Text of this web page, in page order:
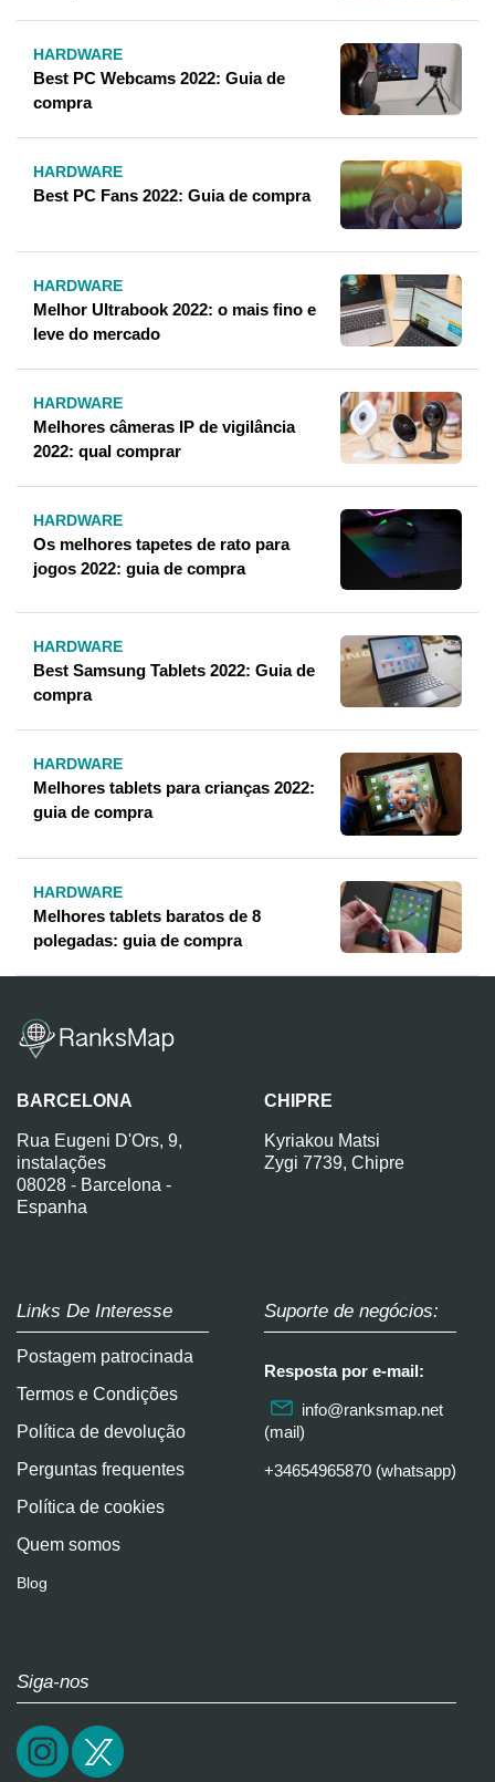
HARDWARE
Best PC Webcams 2022: Guia de
compra
HARDWARE
Best PC Fans 2022: Guia de compra
HARDWARE
Melhor Ultrabook 2022: o mais fino e
leve do mercado
HARDWARE
Melhores câmeras IP de vigilância
2022: qual comprar
HARDWARE
Os melhores tapetes de rato para
jogos 2022: guia de compra
HARDWARE
Best Samsung Tablets 2022: Guia de
compra
HARDWARE
Melhores tablets para crianças 2022:
guia de compra
HARDWARE
Melhores tablets baratos de 8
polegadas: guia de compra
BARCELONA
Rua Eugeni D'Ors, 9,
instalações
08028 - Barcelona -
Espanha
CHIPRE
Kyriakou Matsi
Zygi 7739, Chipre
Links De Interesse
Postagem patrocinada
Termos e Condições
Política de devolução
Perguntas frequentes
Política de cookies
Quem somos
Blog
Suporte de negócios:
Resposta por e-mail:
info@ranksmap.net
(mail)
+34654965870 (whatsapp)
Siga-nos